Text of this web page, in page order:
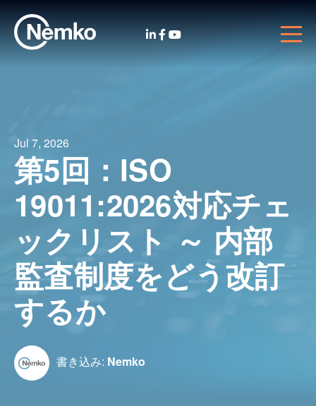
Jul 7, 2026
第5回：ISO
19011:2026対応チェ
ックリスト ～ 内部
監査制度をどう改訂
するか
書き込み: Nemko